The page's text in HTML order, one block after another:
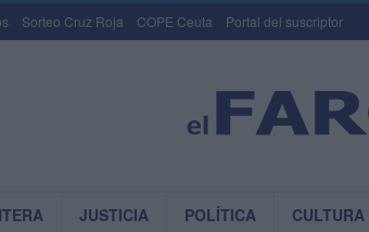
Sorteo Cruz Roja COPE Ceuta Portal del suscriptor
JUSTICIA POLÍTICA CULTURA